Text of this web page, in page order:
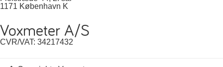
1171 København K
Voxmeter A/S
CVR/VAT: 34217432